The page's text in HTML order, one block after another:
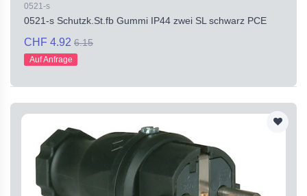
0521-s
0521-s Schutzk.St.fb Gummi IP44 zwei SL schwarz PCE
CHF 4.92 6.15
Auf Anfrage